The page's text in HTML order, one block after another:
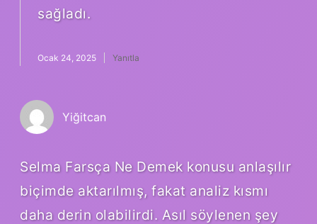
sağladı.
Ocak 24, 2025 Yanıtla
Yiğitcan
Selma Farsça Ne Demek konusu anlaşılır
biçimde aktarılmış, fakat analiz kısmı
daha derin olabilirdi. Asıl söylenen şey